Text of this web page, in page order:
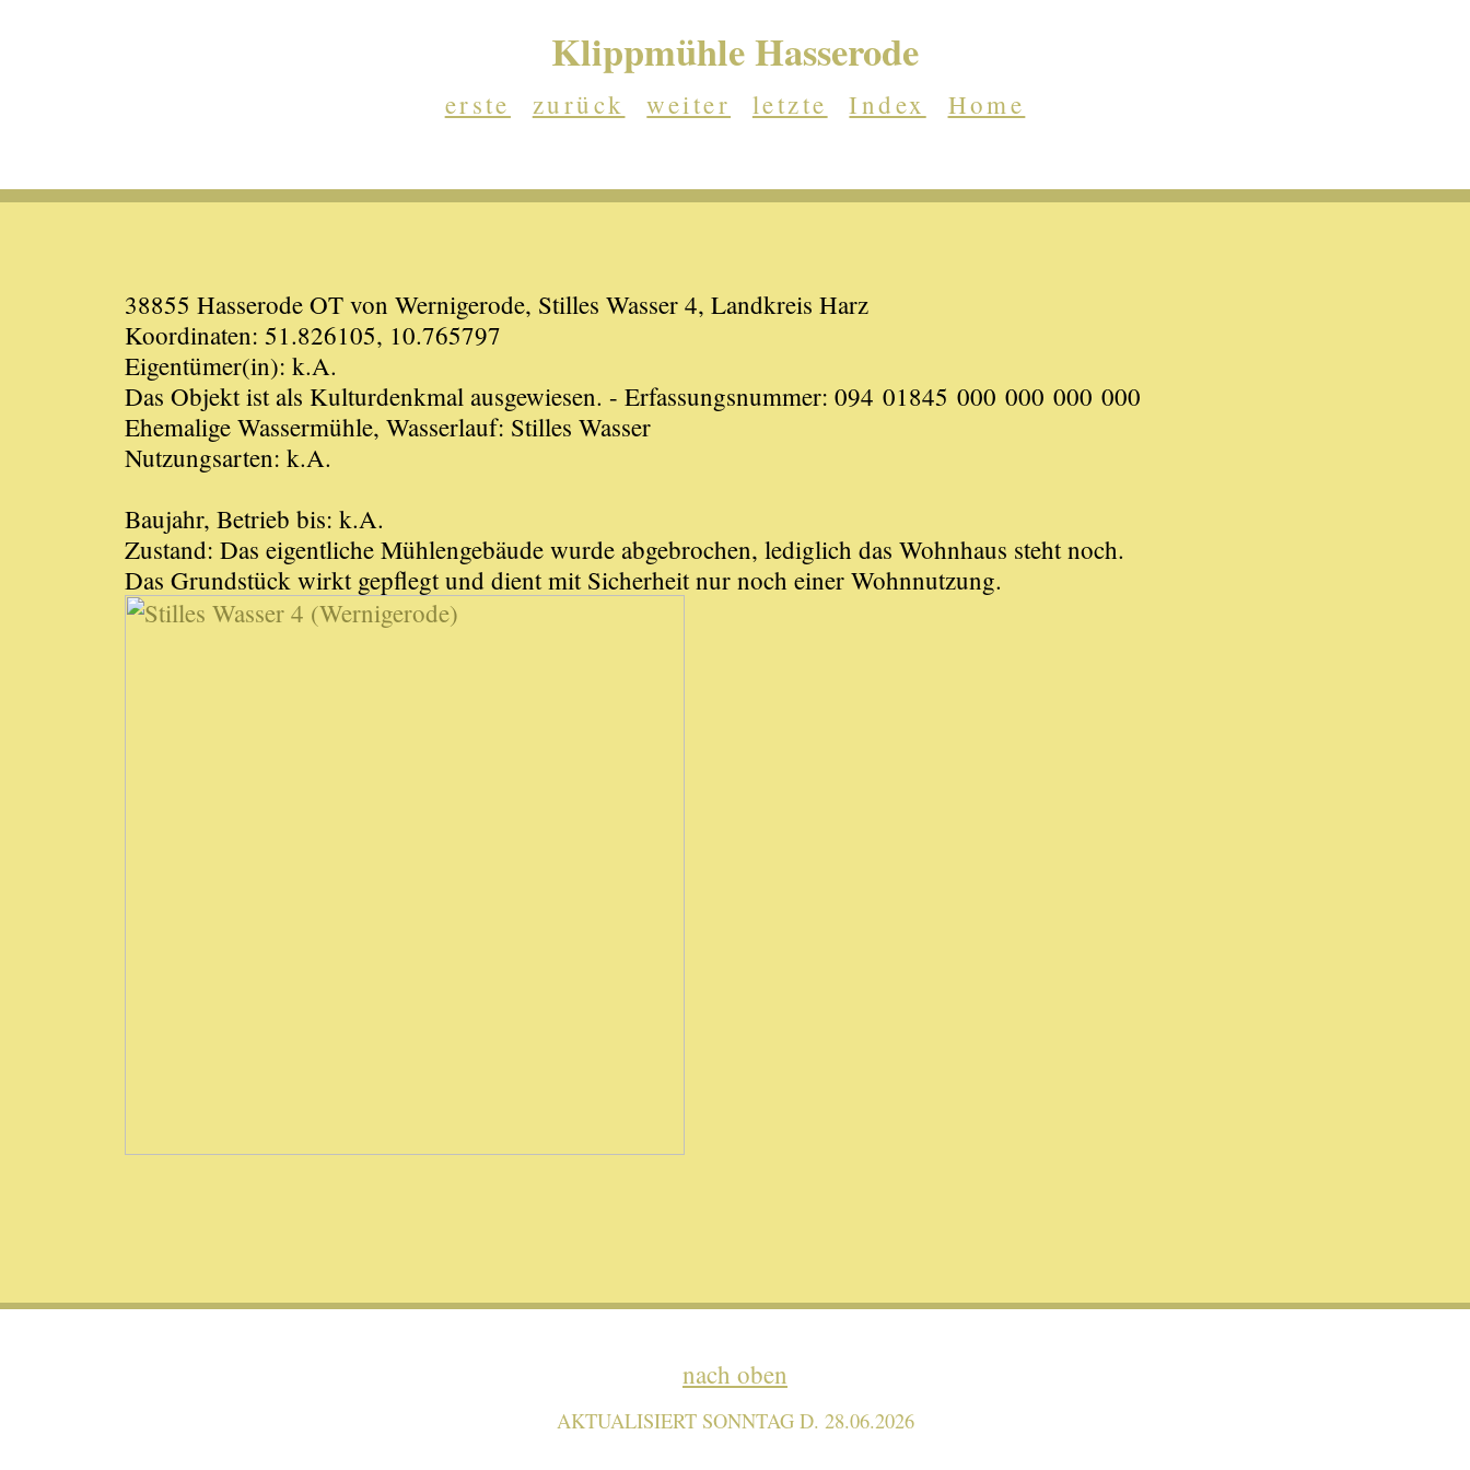
Klippmühle Hasserode
erste zurück weiter letzte Index Home
38855 Hasserode OT von Wernigerode, Stilles Wasser 4, Landkreis Harz
Koordinaten: 51.826105, 10.765797
Eigentümer(in): k.A.
Das Objekt ist als Kulturdenkmal ausgewiesen. - Erfassungsnummer: 094 01845 000 000 000 000
Ehemalige Wassermühle, Wasserlauf: Stilles Wasser
Nutzungsarten: k.A.
Baujahr, Betrieb bis: k.A.
Zustand: Das eigentliche Mühlengebäude wurde abgebrochen, lediglich das Wohnhaus steht noch.
Das Grundstück wirkt gepflegt und dient mit Sicherheit nur noch einer Wohnnutzung.
nach oben
AKTUALISIERT SONNTAG D. 28.06.2026